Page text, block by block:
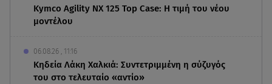
Kymco Agility NX 125 Τοp Case: Η τιμή του νέου
μοντέλου
06.08.26 , 11:16
Κηδεία Λάκη Χαλκιά: Συντετριμμένη η σύζυγός
του στο τελευταίο «αντίο»